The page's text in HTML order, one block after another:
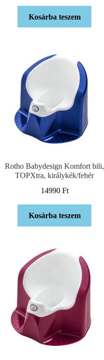
Kosárba teszem
Rotho Babydesign Komfort bili,
TOPXtra, királykék/fehér
14990 Ft
Kosárba teszem